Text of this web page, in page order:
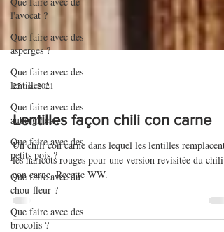
l'avocat ?
Que faire avec des
asperges ?
Que faire avec des
lentilles ?
Que faire avec des
aubergines ?
Que faire avec des
petits pois ?
Que faire avec du
chou-fleur ?
Que faire avec des
brocolis ?
25 mai 2021
Lentilles façon chili con carne
Un chili con carne dans lequel les lentilles remplacent
les haricots rouges pour une version revisitée du chili
con carne. Recette WW.